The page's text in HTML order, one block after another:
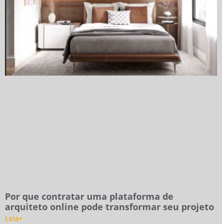
Por que contratar uma plataforma de
arquiteto online pode transformar seu projeto
Leia+